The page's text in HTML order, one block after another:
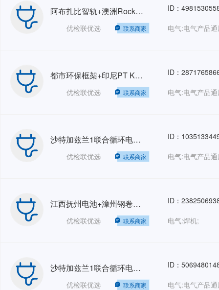
阿布扎比智轨+澳洲Rockdale&Forest+PCK欧洲风电项目 SGS-GZ人力外包 HRO
优检联优选 联系商家
ID：
电气:电气产品
都市环保框架+印尼PT Kayong Power Nusantara配套工程+青山控股集团+沙特加兹兰1联合循环电站+广州增城旺隆气电替代工程+哥斯达黎加瓜那卡斯特（GUANACASTE）垃圾热解气化发电+江苏双友工程 人力外包 HRO
优检联优选 联系商家
ID：
电气:电气产品
沙特加兹兰1联合循环电站项目+印尼PT Kayong Power Nusantara配套工程项目 SGS-GZ 人力外包 HRO
优检联优选 联系商家
ID：
电气:电气产品
江西抚州电池+漳州钢卷+惠州焊接+珠海PCK钢管+广东院菲律宾Lasso+广州埃特尼特建筑系统检验-人力外包HRO
优检联优选 联系商家
ID：
电气:焊机;
沙特加兹兰1联合循环电站+阿布扎比特维拉C燃机+印尼PT Kayong Power Nusantara配套工程人力外包项目2026GZ HRO
优检联优选 联系商家
ID：
电气:电气产品